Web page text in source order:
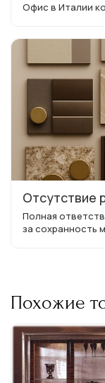
Офис в Италии
Отсутствие
Полная
за сохранность
Похожие